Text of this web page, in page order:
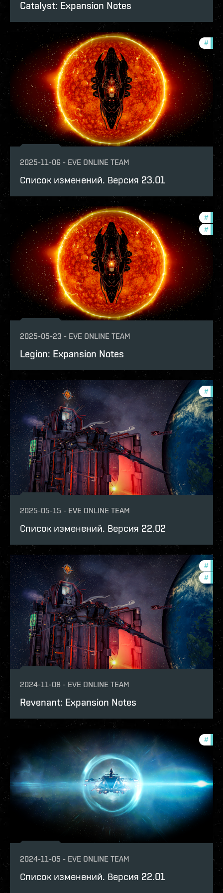
Catalyst: Expansion Notes
#
2025-11-06 - EVE ONLINE TEAM
Список изменений. Версия 23.01
#
#
2025-05-23 - EVE ONLINE TEAM
Legion: Expansion Notes
#
2025-05-15 - EVE ONLINE TEAM
Список изменений. Версия 22.02
#
#
2024-11-08 - EVE ONLINE TEAM
Revenant: Expansion Notes
#
2024-11-05 - EVE ONLINE TEAM
Список изменений. Версия 22.01